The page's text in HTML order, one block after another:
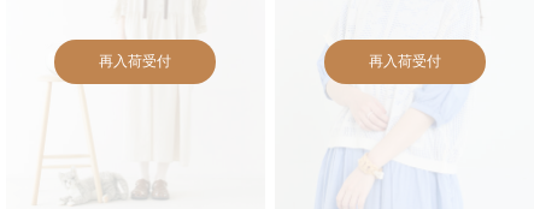
再入荷受付 再入荷受付